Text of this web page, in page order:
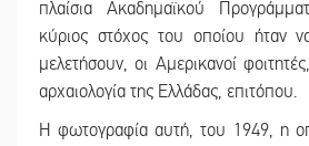
πλαίσια Ακαδημαϊκού
κύριος στόχος του οποίου ήταν
μελετήσουν, οι Αμερικανοί
αρχαιολογία της Ελλάδας, επιτόπου.
Η φωτογραφία αυτή, του 1949, η